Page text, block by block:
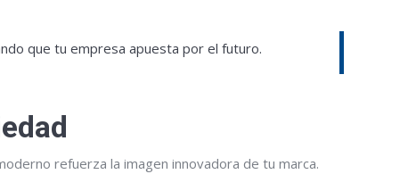
que tu empresa apuesta por el futuro.
refuerza la imagen innovadora de tu marca.